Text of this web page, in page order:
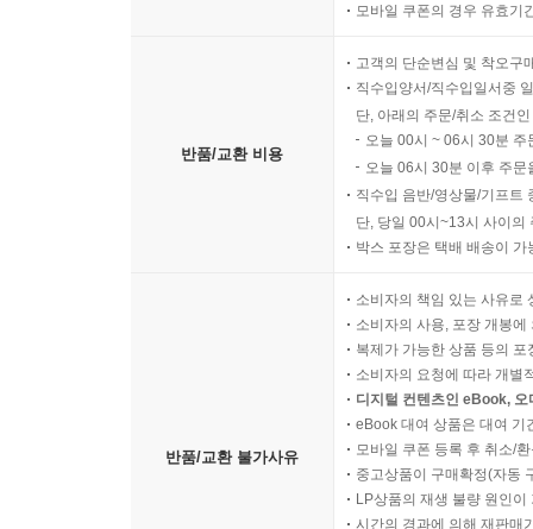
모바일 쿠폰의 경우 유효기
반품/교환 비용
고객의 단순변심 및 착오구
직수입양서/직수입일서중
단, 아래의 주문/취소 조건
오늘 00시 ~ 06시 30분
오늘 06시 30분 이후 주
직수입 음반/영상물/기프트
단, 당일 00시~13시 사이의
박스 포장은 택배 배송이
반품/교환 불가사유
소비자의 책임 있는 사유로
소비자의 사용, 포장 개봉
복제가 가능한 상품 등의
소비자의 요청에 따라 개별
디지털 컨텐츠인 eBook,
eBook 대여 상품은 대여 기
모바일 쿠폰 등록 후 취소/
중고상품이 구매확정(자동
LP상품의 재생 불량 원인
시간의 경과에 의해 재판매